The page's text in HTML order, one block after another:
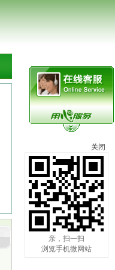
关闭
亲，扫一扫
浏览手机微网站